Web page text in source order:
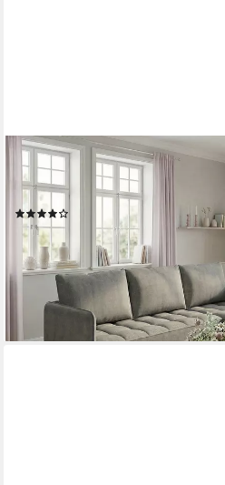
DOREL HOME
Ecksofa LINDHUS, Chenille, L-
Stellvarianten, Recamiere,
349,99 € UVP699,99 €
nur diesen Monat
-50%
lieferbar - in 2-3 Werktagen bei dir